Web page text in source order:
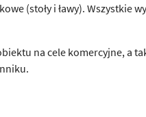
(stoły i ławy). Wszystkie
na cele komercyjne, a